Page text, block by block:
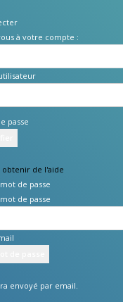
à votre compte :
passe
obtenir de l'aide
de passe
de passe
envoyé par email.